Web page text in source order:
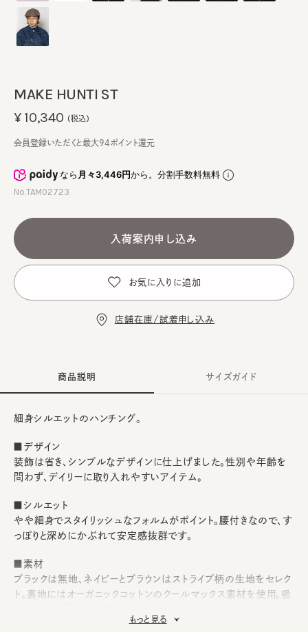
MAKE HUNTI ST
なら月々3,446円から。分割手数料無料
No.TAM02723
¥10,340 (税込)
会員登録いただくと最大94ポイント還元
入荷案内申し込み
お気に入りに追加
店舗在庫/試着申し込み
商品説明
細身シルエットのハンチング。
■デザイン
装飾は省き、シンプルなデザインに仕上げました。性別や年齢を
問わず、デイリーに取り入れやすいアイテム。
■シルエット
やや細身でスタイリッシュなフォルムがポイント。腰付きなので、す
っぽりと深めにかぶれて安定感抜群です。
■素材
ブラックは無地、ネイビーとブラウンはストライプ柄の生地をセレク
ト。裏地にはオーガニックコットンのクールマックス素材を使用。吸
もっと見る
サイズガイド